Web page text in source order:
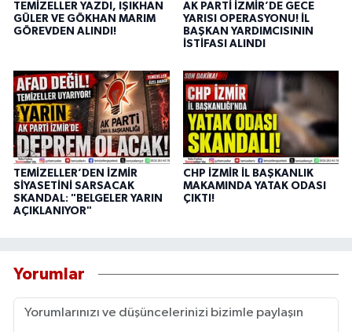
TEMİZELLER YAZDI, IŞIKHAN
GÜLER VE GÖKHAN MARIM
GÖREVDEN ALINDI!
AK PARTİ İZMİR’DE GECE
YARISI OPERASYONU! İL
BAŞKAN YARDIMCISININ
İSTİFASI ALINDI
TEMİZELLER’DEN İZMİR
SİYASETİNİ SARSACAK
SKANDAL: "BELGELER YARIN
AÇIKLANIYOR"
CHP İZMİR İL BAŞKANLIK
MAKAMINDA YATAK ODASI
ÇIKTI!
Yorumlar